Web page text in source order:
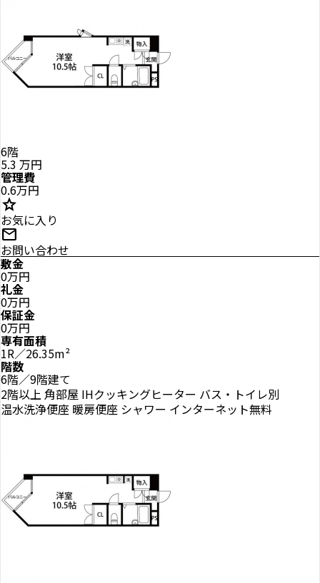
6階
5.3 万円
管理費
0.6万円
star
お気に入り
mail
お問い合わせ
敷金
0万円
礼金
0万円
保証金
0万円
専有面積
1R／26.35m²
階数
6階／9階建て
2階以上 角部屋 IHクッキングヒーター バス・トイレ別
温水洗浄便座 暖房便座 シャワー インターネット無料